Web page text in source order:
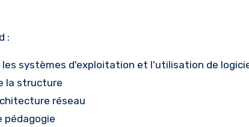
:
systèmes d'exploitation et l'utilisation de
la structure
réseau
pédagogie